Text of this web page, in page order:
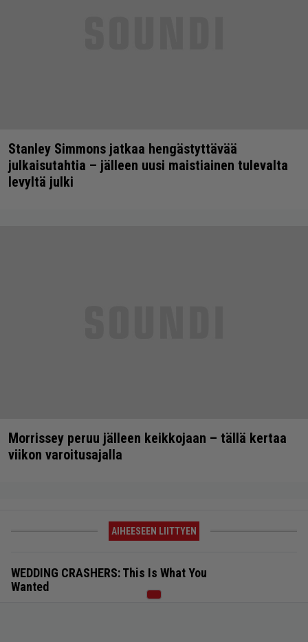
Stanley Simmons jatkaa hengästyttävää
julkaisutahtia – jälleen uusi maistiainen tulevalta
levyltä julki
Morrissey peruu jälleen keikkojaan – tällä kertaa
viikon varoitusajalla
AIHEESEEN LIITTYEN
WEDDING CRASHERS: This Is What You
Wanted